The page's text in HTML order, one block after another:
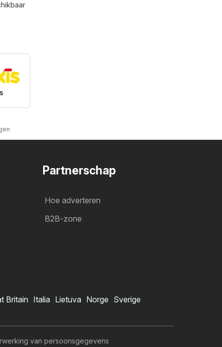
Partnerschap
Hoe adverteren
B2B-zone
Britain Italia Lietuva Norge Sverige
van persoonsgegevens